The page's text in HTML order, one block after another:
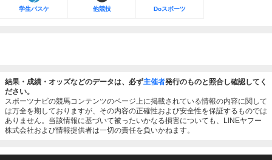
学生バスケ 他競技 Doスポーツ
結果・成績・オッズなどのデータは、必ず主催者発行のものと照合し確認してく
ださい。
スポーツナビの競馬コンテンツのページ上に掲載されている情報の内容に関して
は万全を期しておりますが、その内容の正確性および安全性を保証するものでは
ありません。当該情報に基づいて被ったいかなる損害についても、LINEヤフー
株式会社および情報提供者は一切の責任を負いかねます。